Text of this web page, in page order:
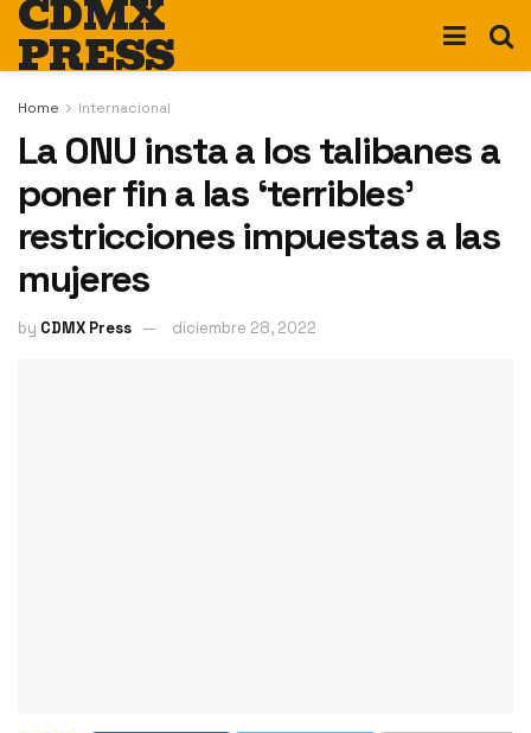
CDMX
PRESS
Home Internacional
La ONU insta a los talibanes a
poner fin a las ‘terribles’
restricciones impuestas a las
mujeres
by CDMX Press diciembre 28, 2022